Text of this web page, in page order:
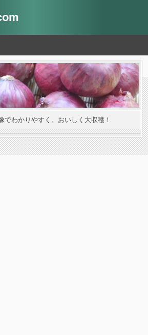
でわかりやすく。おいしく大収穫！